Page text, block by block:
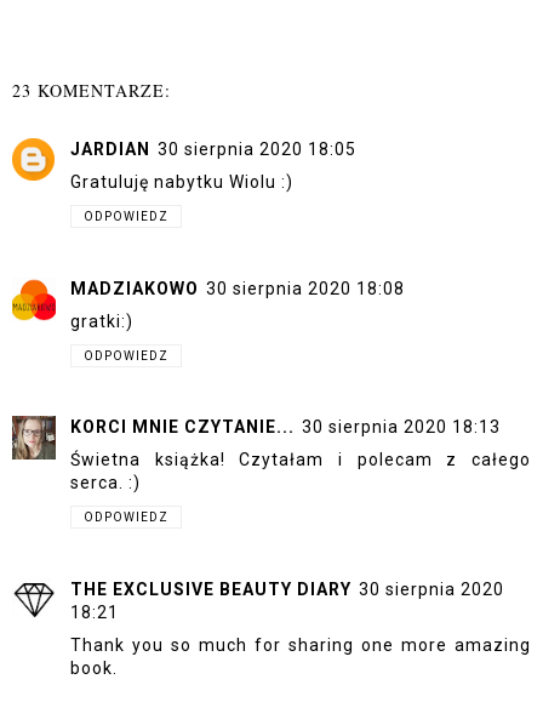
23 KOMENTARZE:
JARDIAN
30 sierpnia 2020 18:05
Gratuluję nabytku Wiolu :)
ODPOWIEDZ
MADZIAKOWO 30 sierpnia 2020 18:08
gratki:)
ODPOWIEDZ
KORCI MNIE CZYTANIE... 30 sierpnia 2020 18:13
Świetna książka! Czytałam i polecam z całego
serca. :)
ODPOWIEDZ
THE EXCLUSIVE BEAUTY DIARY 30 sierpnia 2020
18:21
Thank you so much for sharing one more amazing
book.